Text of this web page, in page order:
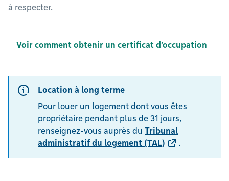
à respecter.
Voir comment obtenir un certificat d’occupation
Location à long terme
Pour louer un logement dont vous êtes
propriétaire pendant plus de 31 jours,
renseignez-vous auprès du Tribunal
administratif du logement (TAL)
.